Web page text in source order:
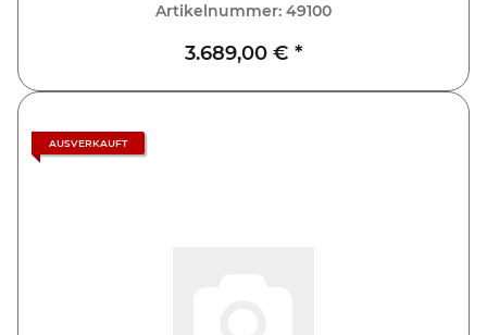
Artikelnummer: 49100
3.689,00 € *
AUSVERKAUFT